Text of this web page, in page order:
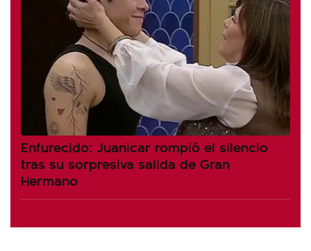
Enfurecido: Juanicar rompió el silencio
tras su sorpresiva salida de Gran
Hermano